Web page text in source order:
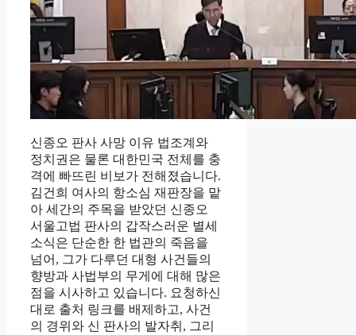
신종오 판사 사망 이유 법조계와
정치권은 물론 대한민국 전체를 충
격에 빠뜨린 비보가 전해졌습니다.
김건희 여사의 항소심 재판장을 맡
아 세간의 주목을 받았던 신종오
서울고법 판사의 갑작스러운 별세
소식은 단순한 한 법관의 죽음을
넘어, 그가 다루던 대형 사건들의
향방과 사법부의 무게에 대해 많은
점을 시사하고 있습니다. 요청하신
대로 출처 링크를 배제하고, 사건
의 경위와 신 판사의 발자취, 그리